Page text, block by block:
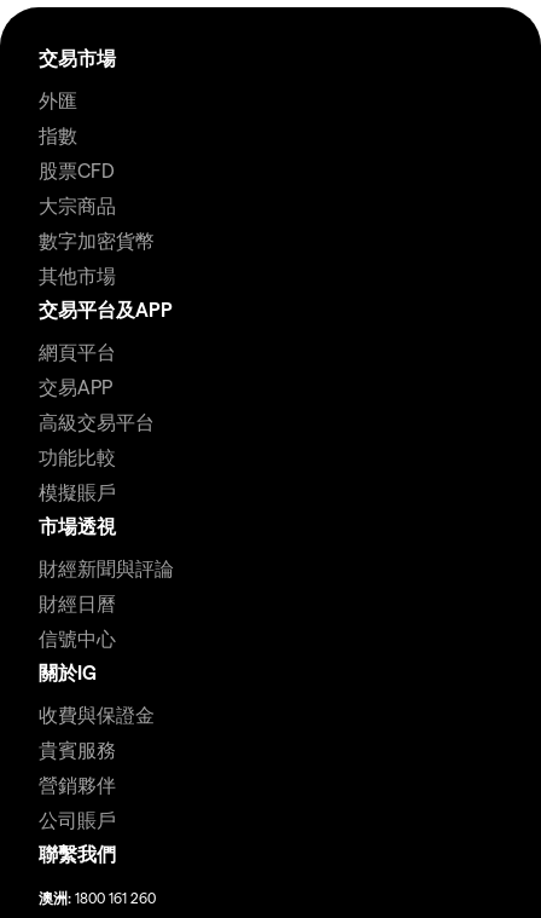
交易市場
外匯
指數
股票CFD
大宗商品
數字加密貨幣
其他市場
交易平台及APP
網頁平台
交易APP
高級交易平台
功能比較
模擬賬戶
市場透視
財經新聞與評論
財經日曆
信號中心
關於IG
收費與保證金
貴賓服務
營銷夥伴
公司賬戶
聯繫我們
澳洲: 1800 161 260